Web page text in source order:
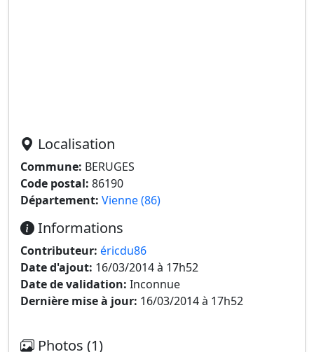
Localisation
Commune: BERUGES
Code postal: 86190
Département: Vienne (86)
Informations
Contributeur: éricdu86
Date d'ajout: 16/03/2014 à 17h52
Date de validation: Inconnue
Dernière mise à jour: 16/03/2014 à 17h52
Photos (1)